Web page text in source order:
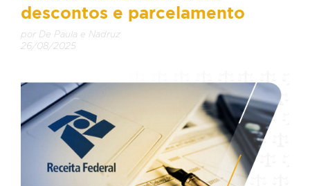
descontos e parcelamento
por De Paula e Nadruz
26/08/2025